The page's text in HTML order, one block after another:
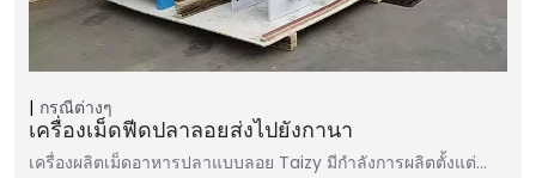
กรณีต่างๆ
เครื่องเม็ดฟีดปลาลอยส่งไปยังกานา
เครื่องผลิตเม็ดอาหารปลาแบบลอย Taizy มีกำลังการผลิตตั้งแต่…